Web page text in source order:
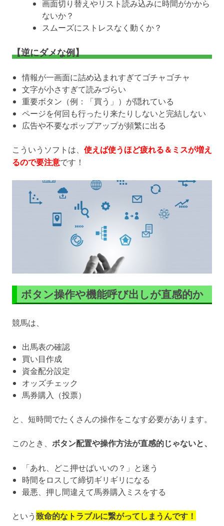
画面切り替えやリスト読み込みに時間がかから
ないか？
スムーズにストレスなく動くか？
【逆にダメな例】
情報が一画面に詰め込まれすぎてゴチャゴチャ
文字が小さすぎて読みづらい
重要ボタン（例：「買う」）が隠れている
ページを何回も行ったり来たりしないと完結しない
広告や不要なポップアップが頻繁に出る
こういうソフトは、 使えば使うほど疲れる＆ミスが増え
るので要注意です！
ボタン操作や機能呼び出しが直感的か
競馬は、
出馬表の確認
買い目作成
資金配分設定
オッズチェック
馬券購入（投票）
と、短時間でたくさんの操作をこなす必要があります。
このとき、 ボタン配置や操作方法が直感的じゃないと、
「あれ、どこ押せばいいの？」と迷う
時間をロスして締切ギリギリになる
最悪、押し間違えて馬券購入ミスをする
という 致命的なトラブルに繋がってしまうんです！